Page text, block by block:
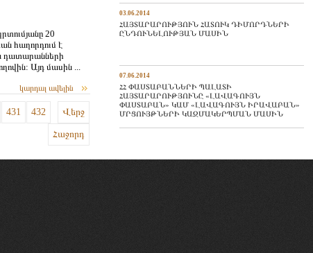
20
հաղորդում է
դատարանների
Այդ մասին ...
կարդալ ավելին
431 432 Վերջ
Հաջորդ
03.06.2014
ՀԱՅՏԱՐԱՐՈՒԹՅՈՒՆ ՀԱՏՈՒԿ ԴԻՄՈՐԴՆԵՐԻ
ԸՆԴՈՒՆԵԼՈՒԹՅԱՆ ՄԱՍԻՆ
07.06.2014
ՀՀ ՓԱՍՏԱԲԱՆՆԵՐԻ ՊԱԼԱՏԻ
ՀԱՅՏԱՐԱՐՈՒԹՅՈՒՆԸ «ԼԱՎԱԳՈՒՅՆ
ՓԱՍՏԱԲԱՆ» ԿԱՄ «ԼԱՎԱԳՈՒՅՆ ԻՐԱՎԱԲԱՆ»
ՄՐՑՈՒՅԹՆԵՐԻ ԿԱԶՄԱԿԵՐՊՄԱՆ ՄԱՍԻՆ